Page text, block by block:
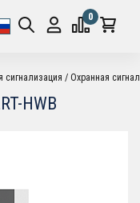
0
сигнализация Охранная
HWB